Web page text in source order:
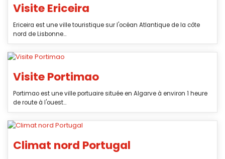
Visite Ericeira
Ericeira est une ville touristique sur l'océan Atlantique de la côte
nord de Lisbonne...
Visite Portimao
Portimao est une ville portuaire située en Algarve à environ 1 heure
de route à l'ouest...
Climat nord Portugal